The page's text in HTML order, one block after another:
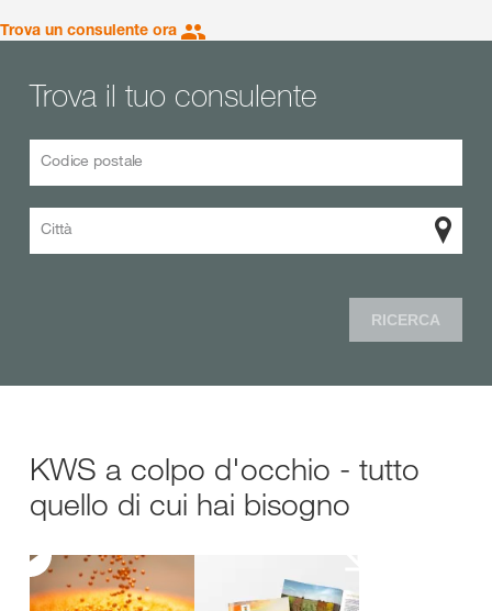
Trova un consulente ora
Trova il tuo consulente
Codice postale
Città
RICERCA
KWS a colpo d'occhio - tutto
quello di cui hai bisogno